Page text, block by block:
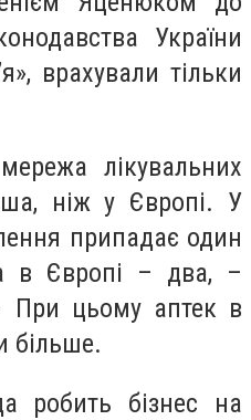
України
врахували тільки
лікувальних
ніж у Європі. У
припадає один
в Європі – два, –
При цьому аптек в
більше.
робить бізнес на